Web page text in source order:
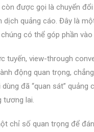
được gọi là chuyển
dịch quảng cáo. Đây là
có thể góp phần
tuyến, view-through
động quan trọng,
đã “quan sát”
tương lai.
chỉ số quan trọng để